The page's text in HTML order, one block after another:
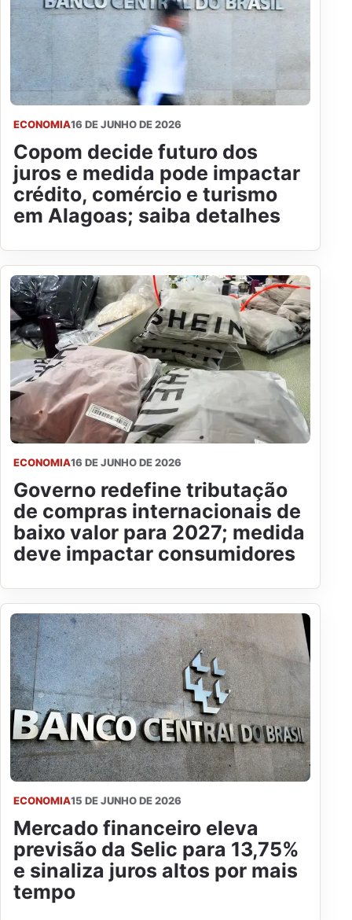
ECONOMIA16 DE JUNHO DE 2026
Copom decide futuro dos
juros e medida pode impactar
crédito, comércio e turismo
em Alagoas; saiba detalhes
ECONOMIA16 DE JUNHO DE 2026
Governo redefine tributação
de compras internacionais de
baixo valor para 2027; medida
deve impactar consumidores
ECONOMIA15 DE JUNHO DE 2026
Mercado financeiro eleva
previsão da Selic para 13,75%
e sinaliza juros altos por mais
tempo